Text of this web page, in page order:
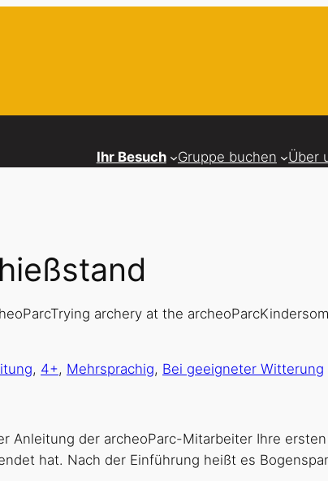
Ihr Besuch
Gruppe buchen Über
, 4+, Mehrsprachig, Bei geeigneter Witterung
Anleitung der archeoParc-Mitarbeiter Ihre
hat. Nach der Einführung heißt es